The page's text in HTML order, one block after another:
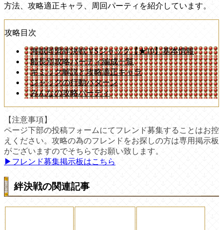
方法、攻略適正キャラ、周回パーティを紹介しています。
攻略目次
海賊同盟絆決戦 VSジャック【★10】基本情報
船長別攻略パーティ編成一覧
ギミック解説と攻略適正キャラ
ジャックの行動パターン
みんなの攻略パーティ
【注意事項】
ページ下部の投稿フォームにてフレンド募集することはお控
えください。攻略の為のフレンドをお探しの方は専用掲示板
がございますのでそちらでお願い致します。
▶︎フレンド募集掲示板はこちら
絆決戦の関連記事